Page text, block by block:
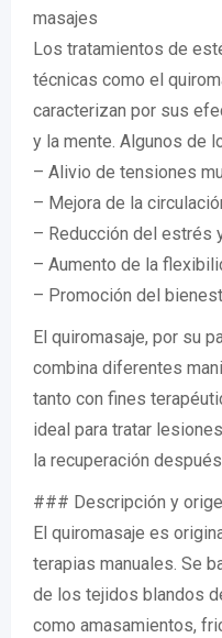
masajes
Los tratamientos de
técnicas como el
caracterizan por sus
y la mente. Algunos de
– Alivio de tensiones
– Mejora de la
– Reducción del estrés
– Aumento de la
– Promoción del
El quiromasaje, por su
combina diferentes
tanto con fines
ideal para tratar
la recuperación
### Descripción y
El quiromasaje es
terapias manuales. Se
de los tejidos blandos
como amasamientos,